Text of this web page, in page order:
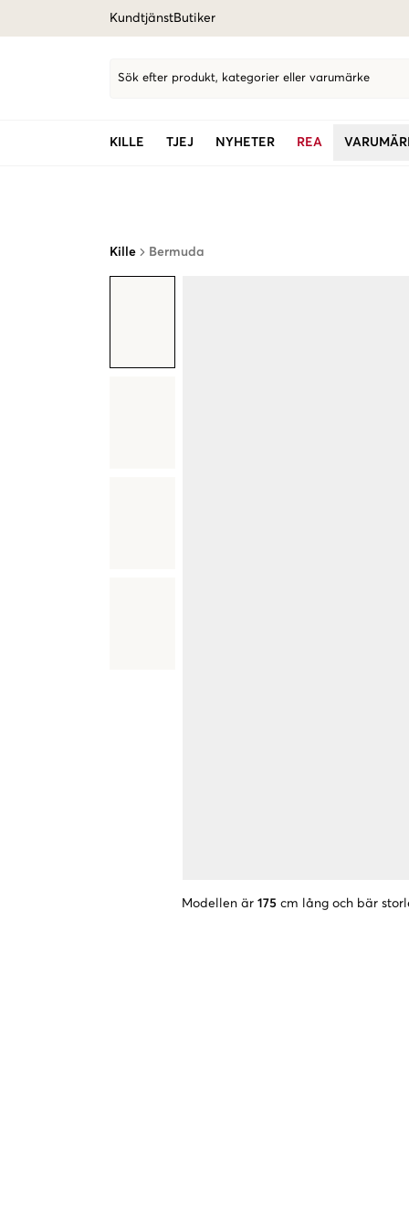
KundtjänstButiker
Sök efter produkt, kategorier eller varumärke
KILLE TJEJ NYHETER REA
Kille Bermuda
Modellen är 175 cm lång och bär